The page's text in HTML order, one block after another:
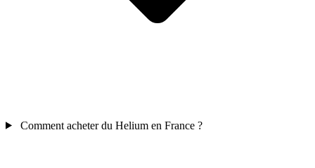
Comment acheter du Helium en France ?